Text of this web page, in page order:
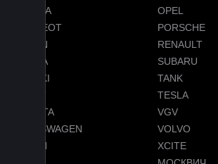
OMODA
OPEL
PEUGEOT
PORSCHE
RAVON
RENAULT
SKODA
SUBARU
SUZUKI
TANK
TENET
TESLA
TOYOTA
VGV
VOLKSWAGEN
VOLVO
VOYAH
XCITE